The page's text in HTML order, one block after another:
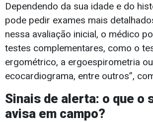
Dependendo da sua idade e do
pode pedir exames mais
nessa avaliação inicial, o médico
testes complementares, como o
ergométrico, a ergoespirometria
ecocardiograma, entre outros”,
Sinais de alerta: o que o
avisa em campo?